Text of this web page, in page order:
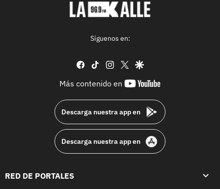
Síguenos en:
facebook
tiktok instagram
twittergoogle
Más contenido en
youtube-
Descarga nuestra app en
Descarga nuestra app en
RED DE PORTALES